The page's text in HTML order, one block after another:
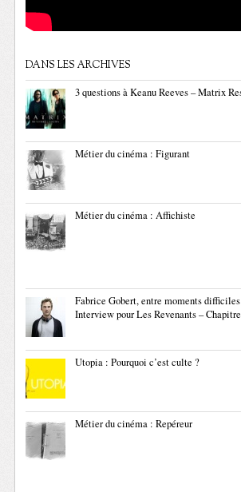
DANS LES ARCHIVES
3 questions à Keanu Reeves – Matrix
Métier du cinéma : Figurant
Métier du cinéma : Affichiste
Fabrice Gobert, entre moments
Interview pour Les Revenants –
Utopia : Pourquoi c’est culte ?
Métier du cinéma : Repéreur